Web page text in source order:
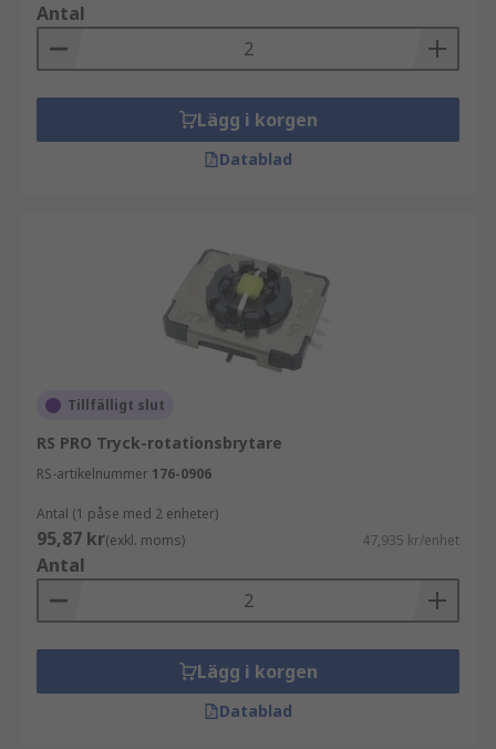
Antal
Lägg i korgen
Datablad
Tillfälligt slut
RS PRO Tryck-rotationsbrytare
RS-artikelnummer 176-0906
Antal (1 påse med 2 enheter)
95,87 kr(exkl. moms) 47,935 kr/enhet
Antal
Lägg i korgen
Datablad